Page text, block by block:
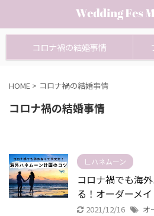
コロナ禍の結婚事情
HOME > コロナ禍の結婚事情
コロナ禍の結婚事情
∟ハネムーン
コロナ禍でも海
る！オーダーメ
2021/12/16 オ